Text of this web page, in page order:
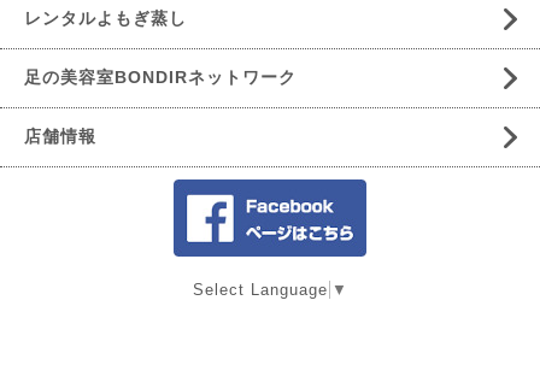
レンタルよもぎ蒸し
足の美容室BONDIRネットワーク
店舗情報
Select Language ▼